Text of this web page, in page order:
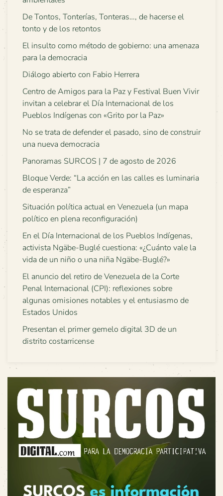
De Tontos, Tonterías, Tonteras…, de hacerse el
tonto y de los retontos
El insulto como método de gobierno: una amenaza
para la democracia
Diálogo abierto con Fabio Herrera
Centro de Amigos para la Paz y Festival Buen Vivir
invitan a celebrar el Día Internacional de los
Pueblos Indígenas con «Grito por la Paz»
No se trata de defender el pasado, sino de construir
una nueva democracia
Panoramas SURCOS | 7 de agosto de 2026
Bloque Verde: “La acción en las calles es luminaria
de esperanza”
Situación política actual en Venezuela (un mapa
político en plena reconfiguración)
En el Día Internacional de los Pueblos Indígenas,
activista Ngäbe-Buglé cuestiona: «¿Cuánto vale la
vida de un niño o una niña Ngäbe-Buglé?»
El anuncio del retiro de Venezuela de la Corte
Penal Internacional (CPI): reflexiones sobre
algunas omisiones notables y el entusiasmo de
Estados Unidos
Presentan el primer gemelo digital 3D de un
distrito costarricense